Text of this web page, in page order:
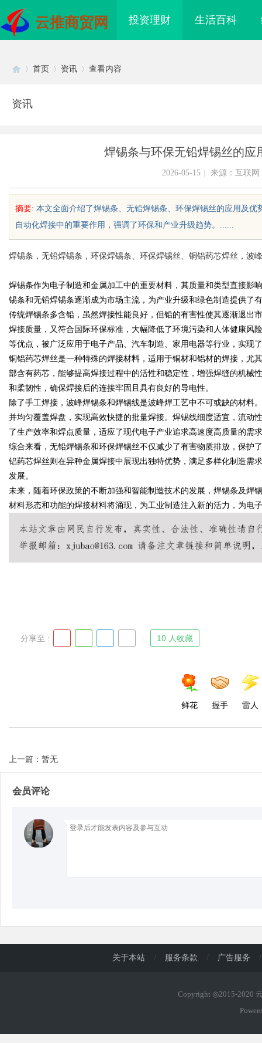
云推商贸网 投资理财 生活百科
uz
!
首页 资讯 查看内容
资讯
焊锡条与环保无铅焊锡丝的应
2026-05-15 来源：互联网
摘要: 本文全面介绍了焊锡条、无铅焊锡条、环保焊锡丝的应用及
自动化焊接中的重要作用，强调了环保和产业升级趋势。......
焊锡条，无铅焊锡条，环保焊锡条、环保焊锡丝、铜铝药芯焊丝，波
焊锡条作为电子制造和金属加工中的重要材料，其质量和类型直接影
锡条和无铅焊锡条逐渐成为市场主流，为产业升级和绿色制造提供了
传统焊锡条多含铅，虽然焊接性能良好，但铅的有害性使其逐渐退出
焊接质量，又符合国际环保标准，大幅降低了环境污染和人体健康风
等优点，被广泛应用于电子产品、汽车制造、家用电器等行业，实现
铜铝药芯焊丝是一种特殊的焊接材料，适用于铜材和铝材的焊接，尤
部含有药芯，能够提高焊接过程中的活性和稳定性，增强焊缝的机械
和柔韧性，确保焊接后的连接牢固且具有良好的导电性。
除了手工焊接，波峰焊锡条和焊锡线是波峰焊工艺中不可或缺的材料
并均匀覆盖焊盘，实现高效快捷的批量焊接。焊锡线细度适宜，流动
了生产效率和焊点质量，适应了现代电子产业追求高速度高质量的需
综合来看，无铅焊锡条和环保焊锡丝不仅减少了有害物质排放，保护
铝药芯焊丝则在异种金属焊接中展现出独特优势，满足多样化制造需
发展。
未来，随着环保政策的不断加强和智能制造技术的发展，焊锡条及焊
材料形态和功能的焊接材料将涌现，为工业制造注入新的活力，为电
分享至 : 10 人收藏
鲜花 握手 雷人
上一篇：暂无
会员评论
年博士后招聘 高精度激光切割机：新时代工业
的革命者
关于本站 / 服务条款 / 广告服务 /
Copyright ◎2015-2020